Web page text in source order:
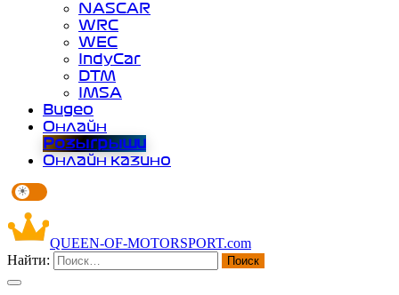
NASCAR
WRC
WEC
IndyCar
DTM
IMSA
Видео
Онлайн
Розыгрыши
Онлайн казино
QUEEN-OF-MOTORSPORT.com
Найти: